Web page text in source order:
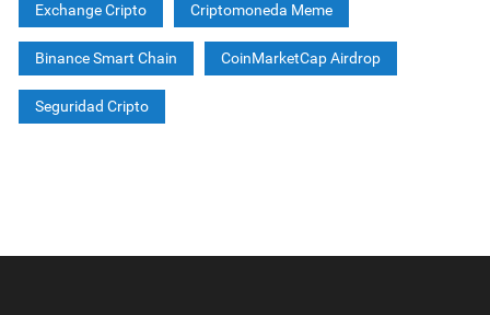
Exchange Cripto Criptomoneda Meme
Binance Smart Chain CoinMarketCap Airdrop
Seguridad Cripto